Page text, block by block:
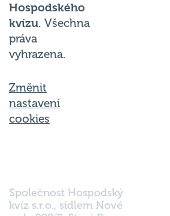
Hospodského
kvízu. Všechna
práva
vyhrazena.
Změnit
nastavení
cookies
Společnost Hospodský
kvíz s.r.o., sídlem Nové